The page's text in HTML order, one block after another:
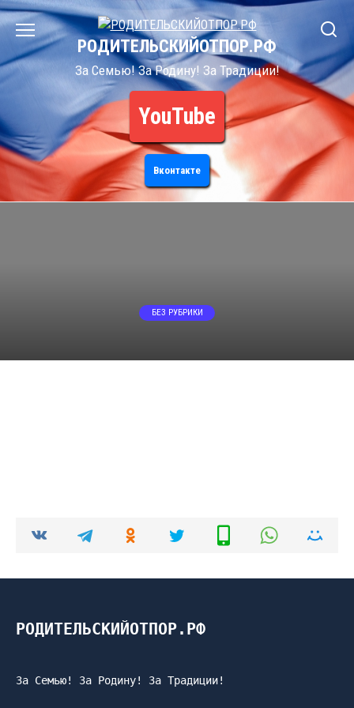
Перейти
к
содержанию
РОДИТЕЛЬСКИЙОТПОР.РФ
За Семью! За Родину! За Традиции!
YouTube
Вконтакте
БЕЗ РУБРИКИ
РОДИТЕЛЬСКИЙОТПОР.РФ
За Семью! За Родину! За Традиции!